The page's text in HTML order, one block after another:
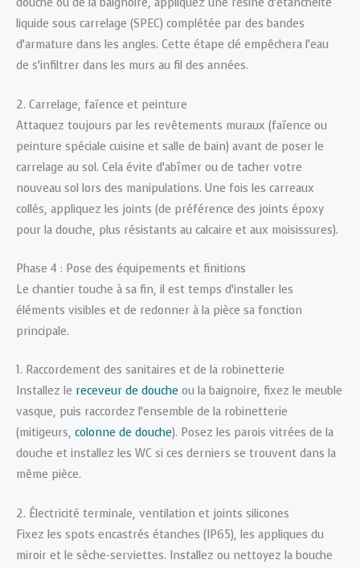
douche ou de la baignoire, appliquez une résine d’étanchéité
liquide sous carrelage (SPEC) complétée par des bandes
d’armature dans les angles. Cette étape clé empêchera l’eau
de s’infiltrer dans les murs au fil des années.
2. Carrelage, faïence et peinture
Attaquez toujours par les revêtements muraux (faïence ou
peinture spéciale cuisine et salle de bain) avant de poser le
carrelage au sol. Cela évite d’abîmer ou de tacher votre
nouveau sol lors des manipulations. Une fois les carreaux
collés, appliquez les joints (de préférence des joints époxy
pour la douche, plus résistants au calcaire et aux moisissures).
Phase 4 : Pose des équipements et finitions
Le chantier touche à sa fin, il est temps d’installer les
éléments visibles et de redonner à la pièce sa fonction
principale.
1. Raccordement des sanitaires et de la robinetterie
Installez le receveur de douche ou la baignoire, fixez le meuble
vasque, puis raccordez l’ensemble de la robinetterie
(mitigeurs, colonne de douche). Posez les parois vitrées de la
douche et installez les WC si ces derniers se trouvent dans la
même pièce.
2. Électricité terminale, ventilation et joints silicones
Fixez les spots encastrés étanches (IP65), les appliques du
miroir et le sèche-serviettes. Installez ou nettoyez la bouche